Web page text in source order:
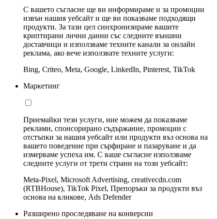
С вашето съгласие ще ви информираме и за промоции
извън нашия уебсайт и ще ви показваме подходящи
продукти. За тази цел синхронизираме вашите
криптирани лични данни със следните външни
доставчици и използваме техните канали за онлайн
реклама, ако вече използвате техните услуги:
Bing, Criteo, Meta, Google, LinkedIn, Pinterest, TikTok
Маркетинг
Приемайки тези услуги, ние можем да показваме
реклами, спонсорирано съдържание, промоции с
отстъпки за нашия уебсайт или продукти въз основа на
вашето поведение при сърфиране и пазаруване и да
измерваме успеха им. С ваше съгласие използваме
следните услуги от трети страни на този уебсайт:
Meta-Pixel, Microsoft Advertising, creativecdn.com
(RTBHouse), TikTok Pixel, Препоръки за продукти въз
основа на кликове, Ads Defender
Разширено проследяване на конверсии